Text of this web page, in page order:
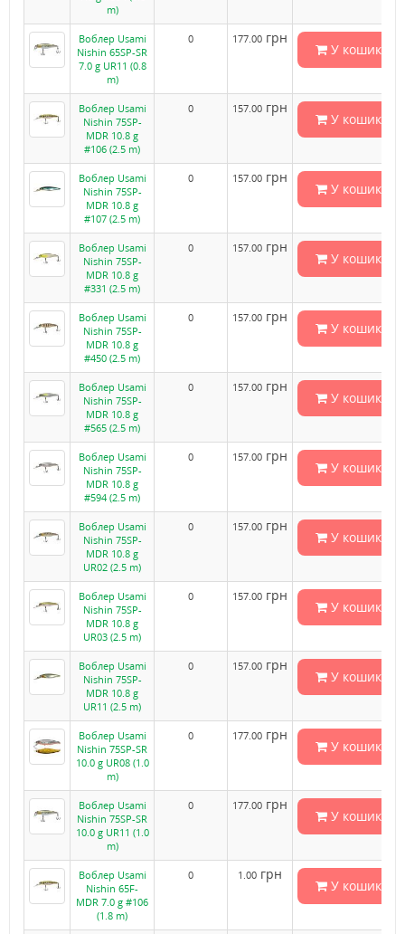
m)
Воблер Usami
Nishin 65SP-SR
7.0 g UR11 (0.8
m)
0 177.00 грн
У кошик
Воблер Usami
Nishin 75SP-
MDR 10.8 g
#106 (2.5 m)
0 157.00 грн
У кошик
Воблер Usami
Nishin 75SP-
MDR 10.8 g
#107 (2.5 m)
0 157.00 грн
У кошик
Воблер Usami
Nishin 75SP-
MDR 10.8 g
#331 (2.5 m)
0 157.00 грн
У кошик
Воблер Usami
Nishin 75SP-
MDR 10.8 g
#450 (2.5 m)
0 157.00 грн
У кошик
Воблер Usami
Nishin 75SP-
MDR 10.8 g
#565 (2.5 m)
0 157.00 грн
У кошик
Воблер Usami
Nishin 75SP-
MDR 10.8 g
#594 (2.5 m)
0 157.00 грн
У кошик
Воблер Usami
Nishin 75SP-
MDR 10.8 g
UR02 (2.5 m)
0 157.00 грн
У кошик
Воблер Usami
Nishin 75SP-
MDR 10.8 g
UR03 (2.5 m)
0 157.00 грн
У кошик
Воблер Usami
Nishin 75SP-
MDR 10.8 g
UR11 (2.5 m)
0 157.00 грн
У кошик
Воблер Usami
Nishin 75SP-SR
10.0 g UR08 (1.0
m)
0 177.00 грн
У кошик
Воблер Usami
Nishin 75SP-SR
10.0 g UR11 (1.0
m)
0 177.00 грн
У кошик
Воблер Usami
Nishin 65F-
MDR 7.0 g #106
(1.8 m)
0 1.00 грн
У кошик